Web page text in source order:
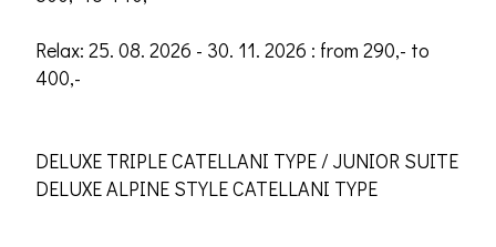
Relax: 25. 08. 2026 - 30. 11. 2026 : from 290,- to
400,-
DELUXE TRIPLE CATELLANI TYPE / JUNIOR SUITE
DELUXE ALPINE STYLE CATELLANI TYPE